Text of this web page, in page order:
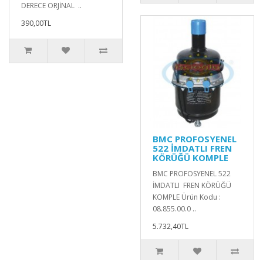
DERECE ORJİNAL ..
390,00TL
BMC PROFOSYENEL
522 İMDATLI FREN
KÖRÜĞÜ KOMPLE
BMC PROFOSYENEL 522
İMDATLI FREN KÖRÜĞÜ
KOMPLE Ürün Kodu :
08.855.00.0 ..
5.732,40TL